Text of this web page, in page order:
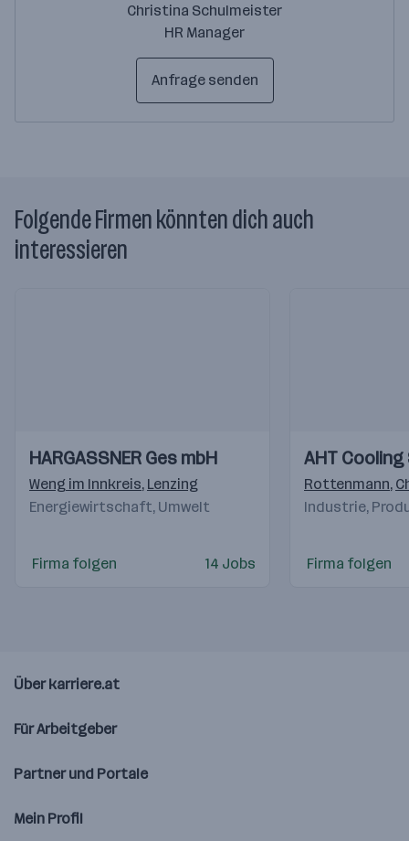
Christina Schulmeister
HR Manager
Anfrage senden
Folgende Firmen könnten dich auch
interessieren
Videos
Einblicke
Einblicke
HARGASSNER Ges mbH
Weng im Innkreis, Lenzing
Energiewirtschaft, Umwelt
Firma folgen 14 Jobs
Videos
Einblicke
Einblicke
AHT
Rottenmann,
Industrie,
Firma folgen
Über karriere.at
Für Arbeitgeber
Partner und Portale
Mein Profil